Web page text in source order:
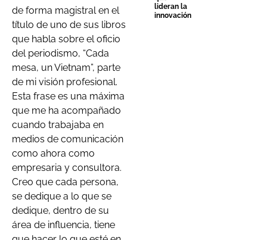
de forma magistral en el
título de uno de sus libros
que habla sobre el oficio
del periodismo, “Cada
mesa, un Vietnam”, parte
de mi visión profesional.
Esta frase es una máxima
que me ha acompañado
cuando trabajaba en
medios de comunicación
como ahora como
empresaria y consultora.
Creo que cada persona,
se dedique a lo que se
dedique, dentro de su
área de influencia, tiene
lideran la
innovación